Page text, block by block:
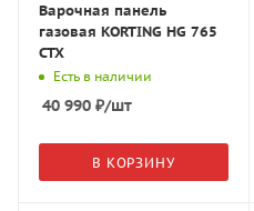
Варочная панель
газовая KORTING HG 765
CTX
Есть в наличии
40 990 ₽/шт
В КОРЗИНУ